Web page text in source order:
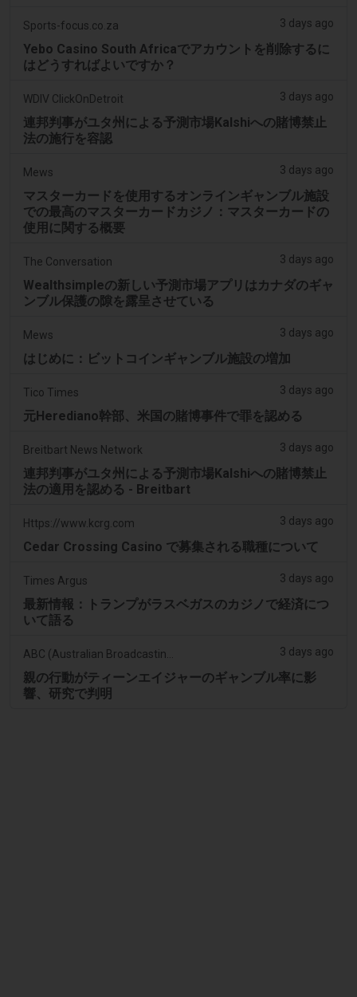
Sports-focus.co.za 3 days ago
Yebo Casino South Africaでアカウントを削除するに
はどうすればよいですか？
WDIV ClickOnDetroit 3 days ago
連邦判事がユタ州による予測市場Kalshiへの賭博禁止
法の施行を容認
Mews 3 days ago
マスターカードを使用するオンラインギャンブル施設
での最高のマスターカードカジノ：マスターカードの
使用に関する概要
The Conversation 3 days ago
Wealthsimpleの新しい予測市場アプリはカナダのギャ
ンブル保護の隙を露呈させている
Mews 3 days ago
はじめに：ビットコインギャンブル施設の増加
Tico Times 3 days ago
元Herediano幹部、米国の賭博事件で罪を認める
Breitbart News Network 3 days ago
連邦判事がユタ州による予測市場Kalshiへの賭博禁止
法の適用を認める - Breitbart
Https://www.kcrg.com 3 days ago
Cedar Crossing Casino で募集される職種について
Times Argus 3 days ago
最新情報：トランプがラスベガスのカジノで経済につ
いて語る
3 days ago
親の行動がティーンエイジャーのギャンブル率に影
響、研究で判明